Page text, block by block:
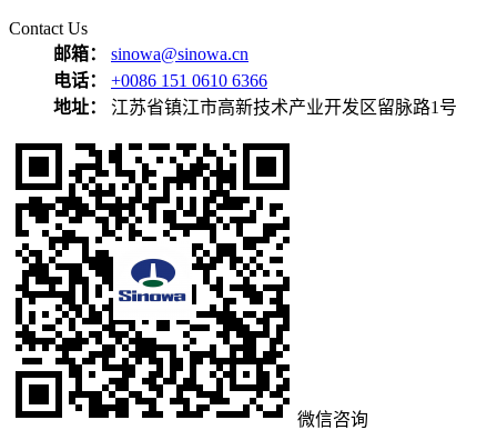
Contact Us
邮箱：
sinowa@sinowa.cn
电话：
+0086 151 0610 6366
地址：
江苏省镇江市高新技术产业开发区留脉路1号
微信咨询